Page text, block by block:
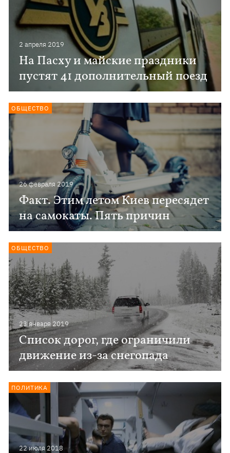
2 апреля 2019
На Пасху и майские праздники
пустят 41 дополнительный поезд
26 февраля 2019
Факт. Этим летом Киев пересядет
на самокаты. Пять причин
ОБЩЕСТВО
23 января 2019
Список дорог, где ограничили
движение из-за снегопада
ОБЩЕСТВО
22 июля 2018
ПОЛИТИКА